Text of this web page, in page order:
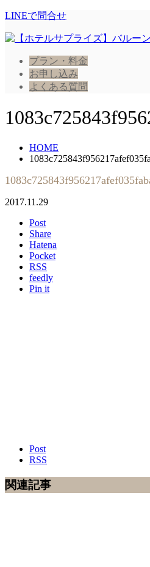
LINEで問合せ
プラン・料金
お申し込み
よくある質問
HOME
2017.11.29
Post
Share
Hatena
Pocket
RSS
feedly
Pin it
Post
RSS
関連記事